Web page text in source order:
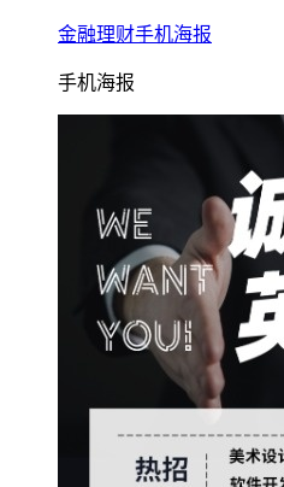
金融理财手机海报
手机海报